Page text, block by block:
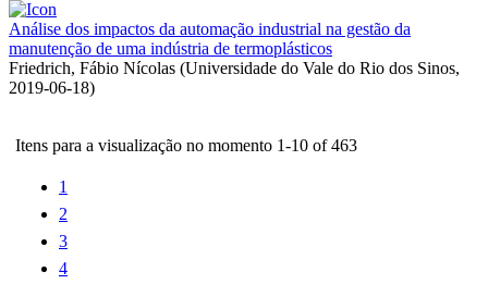
Análise dos impactos da automação industrial na gestão da
manutenção de uma indústria de termoplásticos
Friedrich, Fábio Nícolas (Universidade do Vale do Rio dos Sinos,
2019-06-18)
Itens para a visualização no momento 1-10 of 463
1
2
3
4